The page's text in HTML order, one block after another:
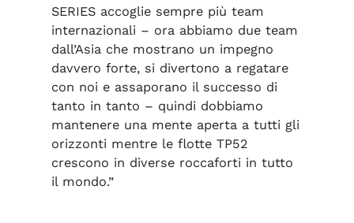
SERIES accoglie sempre più team
internazionali – ora abbiamo due team
dall’Asia che mostrano un impegno
davvero forte, si divertono a regatare
con noi e assaporano il successo di
tanto in tanto – quindi dobbiamo
mantenere una mente aperta a tutti gli
orizzonti mentre le flotte TP52
crescono in diverse roccaforti in tutto
il mondo.”